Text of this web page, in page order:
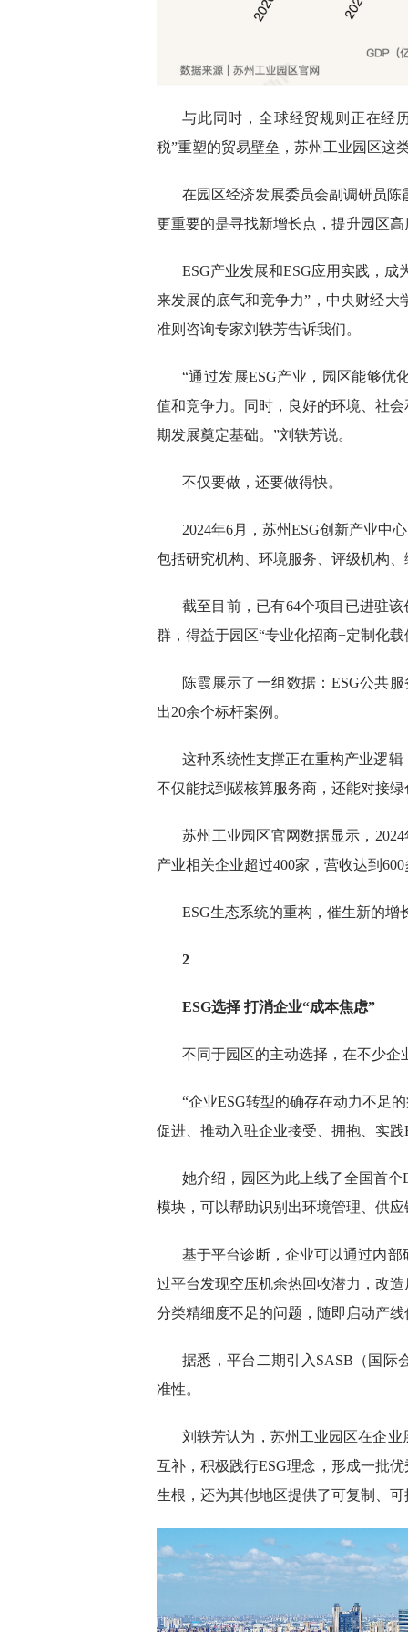
与此同时，全球经贸规则正在经
税”重塑的贸易壁垒，苏州工业园区这
在园区经济发展委员会副调研员
更重要的是寻找新增长点，提升园区
ESG产业发展和ESG应用实践，成
来发展的底气和竞争力”，中央财经
准则咨询专家刘轶芳告诉我们。
“通过发展ESG产业，园区能够优
值和竞争力。同时，良好的环境、社
期发展奠定基础。”刘轶芳说。
不仅要做，还要做得快。
2024年6月，苏州ESG创新产业中
包括研究机构、环境服务、评级机构
截至目前，已有64个项目已进驻
群，得益于园区“专业化招商+定制化
陈霞展示了一组数据：ESG公共
出20余个标杆案例。
这种系统性支撑正在重构产业逻
不仅能找到碳核算服务商，还能对接
苏州工业园区官网数据显示，
产业相关企业超过400家，营收达到
ESG生态系统的重构，催生新的增
2
ESG选择 打消企业“成本焦虑”
不同于园区的主动选择，在不少企
“企业ESG转型的确存在动力不足
促进、推动入驻企业接受、拥抱、实
她介绍，园区为此上线了全国首
模块，可以帮助识别出环境管理、供
基于平台诊断，企业可以通过内
过平台发现空压机余热回收潜力，改
分类精细度不足的问题，随即启动产线
据悉，平台二期引入SASB（国际
准性。
刘轶芳认为，苏州工业园区在企
互补，积极践行ESG理念，形成一批
生根，还为其他地区提供了可复制、